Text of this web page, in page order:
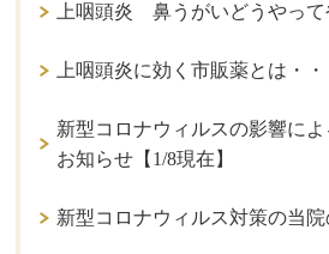
上咽頭炎 鼻うがいどうやって
上咽頭炎に効く市販薬とは・・
新型コロナウィルスの影響に
お知らせ【1/8現在】
新型コロナウィルス対策の当